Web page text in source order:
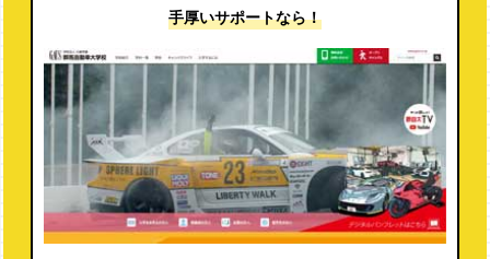
関東工業自動車大学校
手厚いサポートなら！